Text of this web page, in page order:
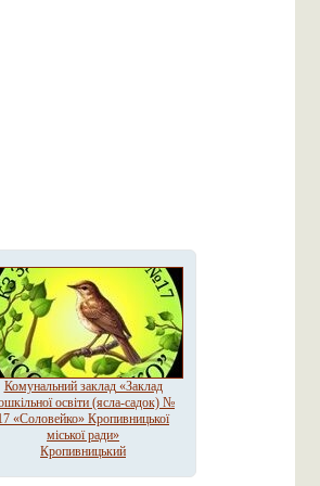
Комунальний заклад «Заклад
освіти (ясла-садок) №
«Соловейко» Кропивницької
міської ради»
Кропивницький